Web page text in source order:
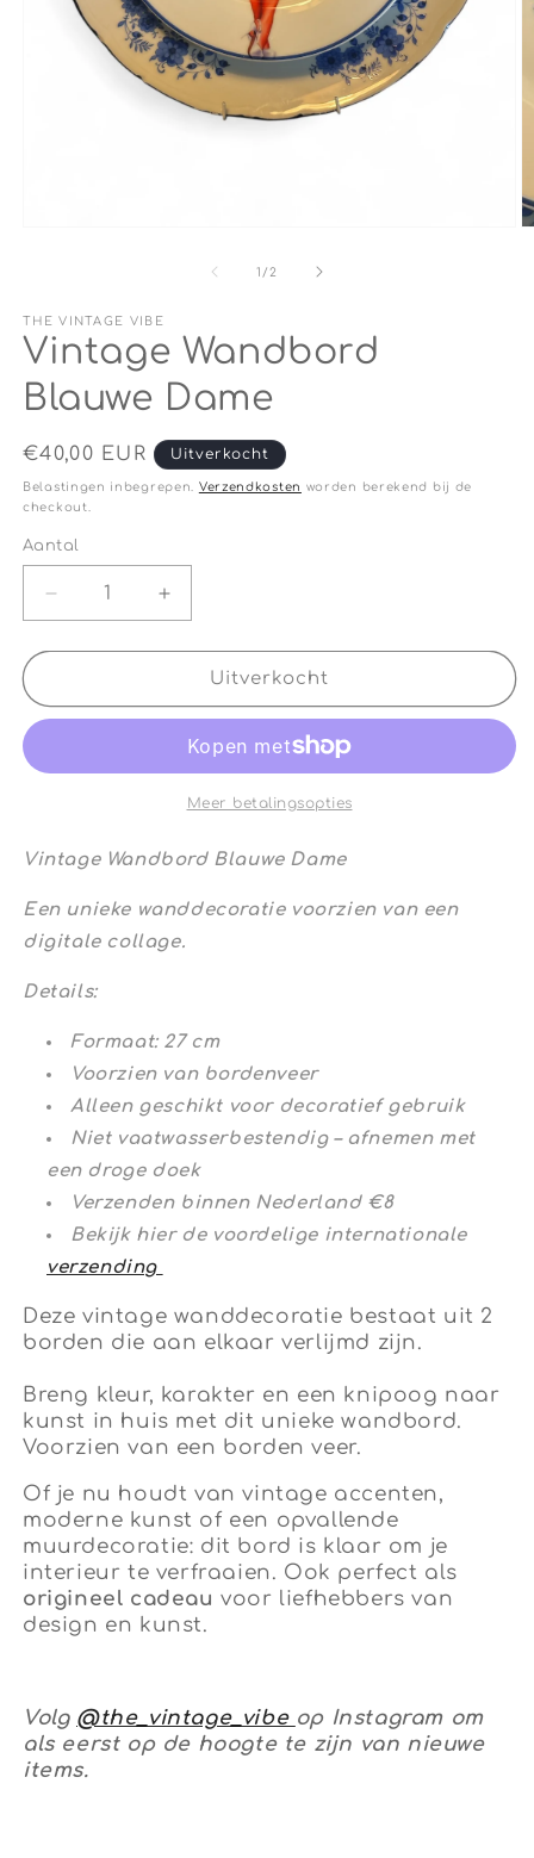
1 /van
2
THE VINTAGE VIBE
Vintage Wandbord
Blauwe Dame
Normale
prijs
€40,00 EUR Uitverkocht
Belastingen inbegrepen. Verzendkosten worden berekend bij de
checkout.
Aantal
Aantal
Aantal
verlagen
voor
Wandbord
Aantal
verhogen
voor
Vintage
Wandbord
Dame
Uitverkocht
Meer betalingsopties
Vintage Wandbord Blauwe Dame
Een unieke wanddecoratie voorzien van een
digitale collage.
Details:
Formaat: 27 cm
Voorzien van bordenveer
Alleen geschikt voor decoratief gebruik
Niet vaatwasserbestendig – afnemen met
een droge doek
Verzenden binnen Nederland €8
Bekijk hier de voordelige internationale
verzending
Deze vintage wanddecoratie bestaat uit 2
borden die aan elkaar verlijmd zijn.
Breng kleur, karakter en een knipoog naar
kunst in huis met dit unieke wandbord.
Voorzien van een borden veer.
Of je nu houdt van vintage accenten,
moderne kunst of een opvallende
muurdecoratie: dit bord is klaar om je
interieur te verfraaien. Ook perfect als
origineel cadeau voor liefhebbers van
design en kunst.
Volg @the_vintage_vibe op Instagram om
als eerst op de hoogte te zijn van nieuwe
items.